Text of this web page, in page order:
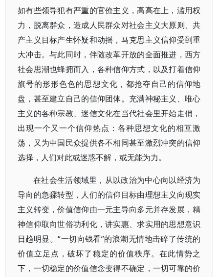
如有些领导犯有严重的官僚主义，高高在上，滥用权
力，脱离群众，造成人民群众对社会主义大原则、共
产主义目标产生怀疑和动摇，马克思主义信仰受到重
大冲击。与此同时，伴随改革开放的全面推进，西方
社会思潮也蜂拥而入，各种信仰方式，以及打着信仰
旗号的形形色色的思想文化，都抢夺自己的信仰地
盘，甚至建立自己的信仰团体。充满神秘主义、唯心
主义的各种宗教、迷信文化在当代社会里开始走俏，
出现一个又一个信仰热点：各种思想文化的相互激
荡，又为中国民众提供各不相同甚至激烈冲突的信仰
选择，人们对此或迷惑不解，或无能为力。
在社会生活领域里，从以政治为中心向以经济为
导向的急骤转型，人们的信仰目标由理想主义向现实
主义转变，价值信仰由一元主导向多元并存发展，精
神信仰取向世俗功利化，讲实惠、求实用的思想意识
日趋明显。“一切向钱看”的浪潮无情地击碎了传统的
价值立足点，破坏了稳定的价值秩序。在此情势之
下，一切稳定的价值信念变得不确定，一切可靠的价